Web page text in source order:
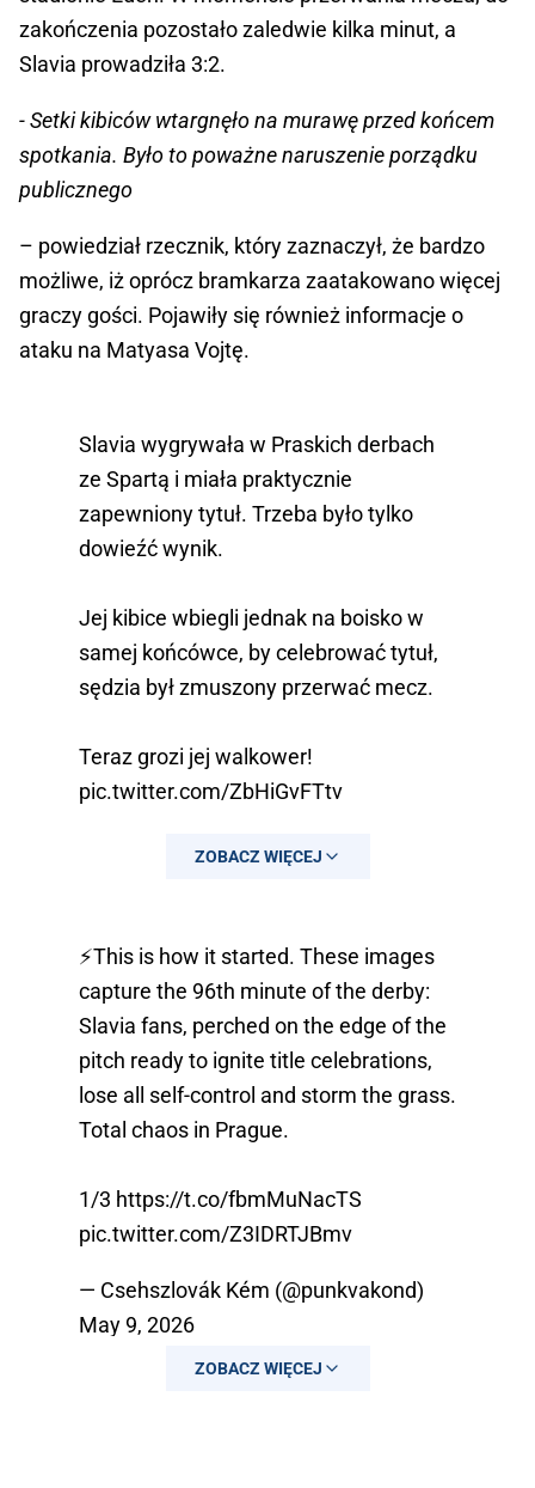
zakończenia pozostało zaledwie kilka minut, a
Slavia prowadziła 3:2.
- Setki kibiców wtargnęło na murawę przed końcem
spotkania. Było to poważne naruszenie porządku
publicznego
– powiedział rzecznik, który zaznaczył, że bardzo
możliwe, iż oprócz bramkarza zaatakowano więcej
graczy gości. Pojawiły się również informacje o
ataku na Matyasa Vojtę.
Slavia wygrywała w Praskich derbach
ze Spartą i miała praktycznie
zapewniony tytuł. Trzeba było tylko
dowieźć wynik.
Jej kibice wbiegli jednak na boisko w
samej końcówce, by celebrować tytuł,
sędzia był zmuszony przerwać mecz.
Teraz grozi jej walkower!
pic.twitter.com/ZbHiGvFTtv
— BuckarooBanzai (@Buckarobanza)
ZOBACZ WIĘCEJ
⚡️This is how it started. These images
capture the 96th minute of the derby:
Slavia fans, perched on the edge of the
pitch ready to ignite title celebrations,
lose all self-control and storm the grass.
Total chaos in Prague.
1/3 https://t.co/fbmMuNacTS
pic.twitter.com/Z3IDRTJBmv
— Csehszlovák Kém (@punkvakond)
May 9, 2026
ZOBACZ WIĘCEJ